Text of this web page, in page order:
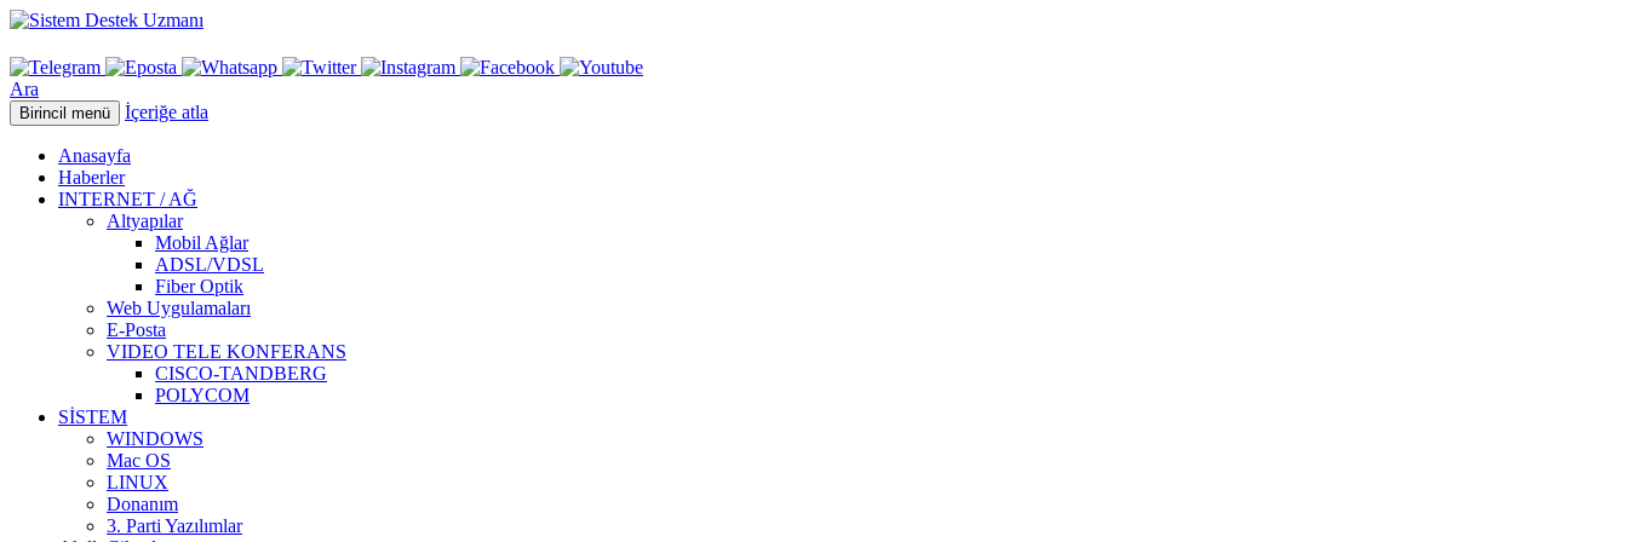
Ara
Birincil menü İçeriğe atla
Anasayfa
Haberler
INTERNET / AĞ
Altyapılar
Mobil Ağlar
ADSL/VDSL
Fiber Optik
Web Uygulamaları
E-Posta
VIDEO TELE KONFERANS
CISCO-TANDBERG
POLYCOM
SİSTEM
WINDOWS
Mac OS
LINUX
Donanım
3. Parti Yazılımlar